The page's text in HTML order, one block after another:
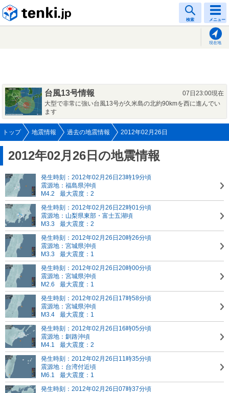
検索 メニュー
現在地
台風13号情報
07日23:00現在
大型で非常に強い台風13号が久米島の北約90kmを西に進んでい
ます
トップ 地震情報 過去の地震情報 2012年02月26日
2012年02月26日の地震情報
発生時刻：2012年02月26日23時19分頃
震源地：福島県沖頃
M4.2
最大震度：2
発生時刻：2012年02月26日22時01分頃
震源地：山梨県東部・富士五湖頃
M3.3
最大震度：2
発生時刻：2012年02月26日20時26分頃
震源地：宮城県沖頃
M3.3
最大震度：1
発生時刻：2012年02月26日20時00分頃
震源地：宮城県沖頃
M2.6
最大震度：1
発生時刻：2012年02月26日17時58分頃
震源地：宮城県沖頃
M3.4
最大震度：1
発生時刻：2012年02月26日16時05分頃
震源地：釧路沖頃
M4.1
最大震度：2
発生時刻：2012年02月26日11時35分頃
震源地：台湾付近頃
M6.1
最大震度：1
発生時刻：2012年02月26日07時37分頃